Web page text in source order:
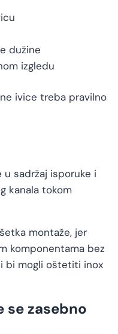
dužine
izgledu
ivice treba pravilno
sadržaj isporuke i
kanala tokom
montaže, jer
komponentama bez
bi mogli oštetiti inox
se zasebno